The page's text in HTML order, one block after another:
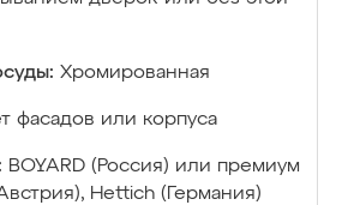
Хромированная
фасадов или корпуса
BOYARD (Россия) или премиум
Hettich (Германия)